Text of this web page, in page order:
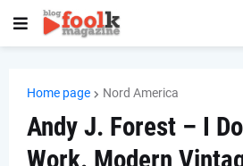
Home page Nord America
Andy J. Forest – I
Work. Modern